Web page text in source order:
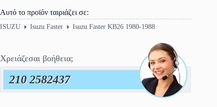
Αυτό το προϊόν ταιριάζει σε:
ISUZU Isuzu Faster Isuzu Faster KB26 1980-1988
Χρειάζεσαι βοήθεια;
210 2582437